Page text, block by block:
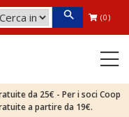
(0)
da 25€ - Per i soci Coop
a partire da 19€.